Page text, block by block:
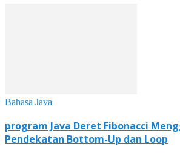
Bahasa Java
program Java Deret Fibonacci
Pendekatan Bottom-Up dan Loop